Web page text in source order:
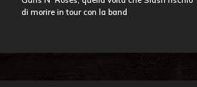
di morire in tour con la band